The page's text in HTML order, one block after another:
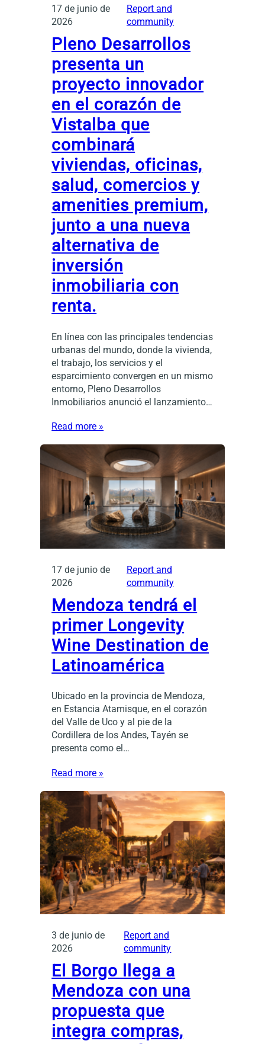
17 de junio de
2026
Report and
community
Pleno Desarrollos
presenta un
proyecto innovador
en el corazón de
Vistalba que
combinará
viviendas, oficinas,
salud, comercios y
amenities premium,
junto a una nueva
alternativa de
inversión
inmobiliaria con
renta.
En línea con las principales tendencias
urbanas del mundo, donde la vivienda,
el trabajo, los servicios y el
esparcimiento convergen en un mismo
entorno, Pleno Desarrollos
Inmobiliarios anunció el lanzamiento…
Read more »
17 de junio de
2026
Report and
community
Mendoza tendrá el
primer Longevity
Wine Destination de
Latinoamérica
Ubicado en la provincia de Mendoza,
en Estancia Atamisque, en el corazón
del Valle de Uco y al pie de la
Cordillera de los Andes, Tayén se
presenta como el…
Read more »
3 de junio de
2026
Report and
community
El Borgo llega a
Mendoza con una
propuesta que
integra compras,